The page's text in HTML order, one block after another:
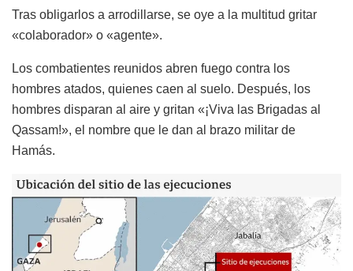
Tras obligarlos a arrodillarse, se oye a la multitud gritar
«colaborador» o «agente».
Los combatientes reunidos abren fuego contra los
hombres atados, quienes caen al suelo. Después, los
hombres disparan al aire y gritan «¡Viva las Brigadas al
Qassam!», el nombre que le dan al brazo militar de
Hamás.